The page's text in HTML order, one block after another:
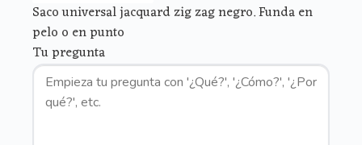
Saco universal jacquard zig zag negro. Funda en
pelo o en punto
Tu pregunta